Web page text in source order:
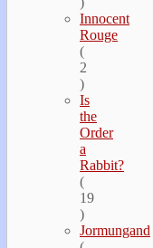
Innocent
Rouge
(
2
)
Is
the
Order
a
Rabbit?
(
19
)
Jormungand